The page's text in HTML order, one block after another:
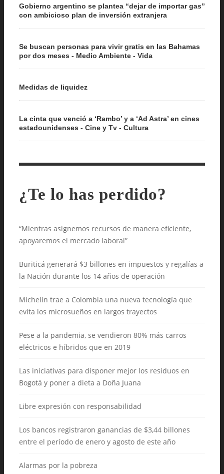
Gobierno argentino se plantea “dejar de importar gas”
con ambicioso plan de inversión extranjera
Se buscan personas para vivir gratis en las Bahamas
por dos meses - Medio Ambiente - Vida
Medidas de liquidez
La cinta que venció a ‘Rambo’ y a ‘Ad Astra’ en cines
estadounidenses - Cine y Tv - Cultura
¿Te lo has perdido?
“Mientras asignemos recursos de manera eficiente,
apoyaremos el mercado laboral”
Buriticá generará $3 billones en impuestos y regalías a
la Nación durante los 14 años de operación
Michelin trae a Colombia una nueva tecnología que
evita los microsueños en largos trayectos
Pese a la pandemia, se vendieron 80% más carros
eléctricos e híbridos que en 2019
Las iniciativas para disponer mejor los residuos en
Bogotá y poner a dieta a Doña Juana
Libre expresión con responsabilidad
Los bancos registraron ganancias de $3,44 billones
entre el período de enero y agosto de este año
Alarmas por la pobreza